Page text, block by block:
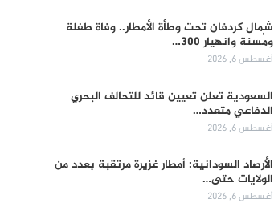
شمال كردفان تحت وطأة الأمطار.. وفاة طفلة
ومُسنة وانهيار 300…
أغسطس 6, 2026
السعودية تعلن تعيين قائد للتحالف البحري
الدفاعي متعدد…
أغسطس 6, 2026
الأرصاد السودانية: أمطار غزيرة مرتقبة بعدد من
الولايات حتى…
أغسطس 6, 2026